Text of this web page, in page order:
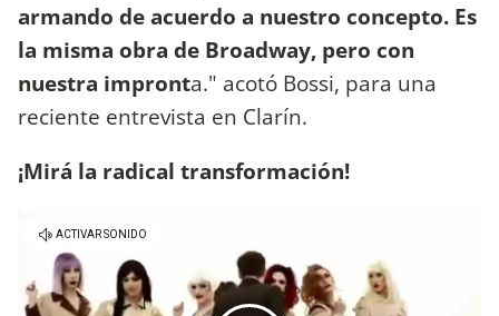
armando de acuerdo a nuestro concepto. Es
la misma obra de Broadway, pero con
nuestra impronta." acotó Bossi, para una
reciente entrevista en Clarín.
¡Mirá la radical transformación!